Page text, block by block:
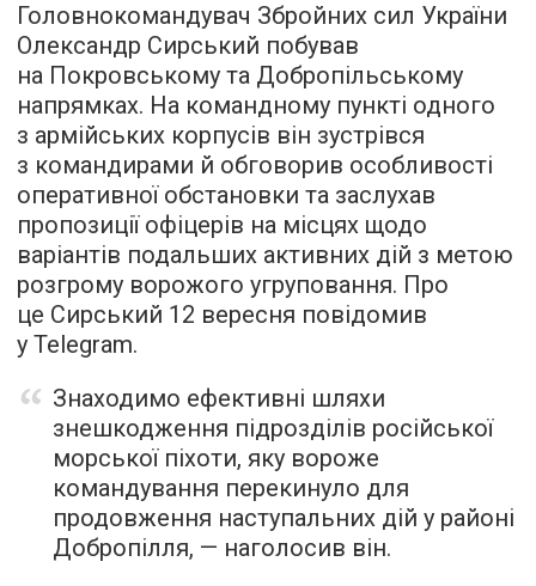
Головнокомандувач Збройних сил України
Олександр Сирський побував
на Покровському та Добропільському
напрямках. На командному пункті одного
з армійських корпусів він зустрівся
з командирами й обговорив особливості
оперативної обстановки та заслухав
пропозиції офіцерів на місцях щодо
варіантів подальших активних дій з метою
розгрому ворожого угруповання. Про
це Сирський 12 вересня повідомив
у Telegram.
Знаходимо ефективні шляхи
знешкодження підрозділів російської
морської піхоти, яку вороже
командування перекинуло для
продовження наступальних дій у районі
Добропілля, — наголосив він.